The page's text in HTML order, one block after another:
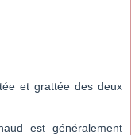
et grattée des deux
est généralement